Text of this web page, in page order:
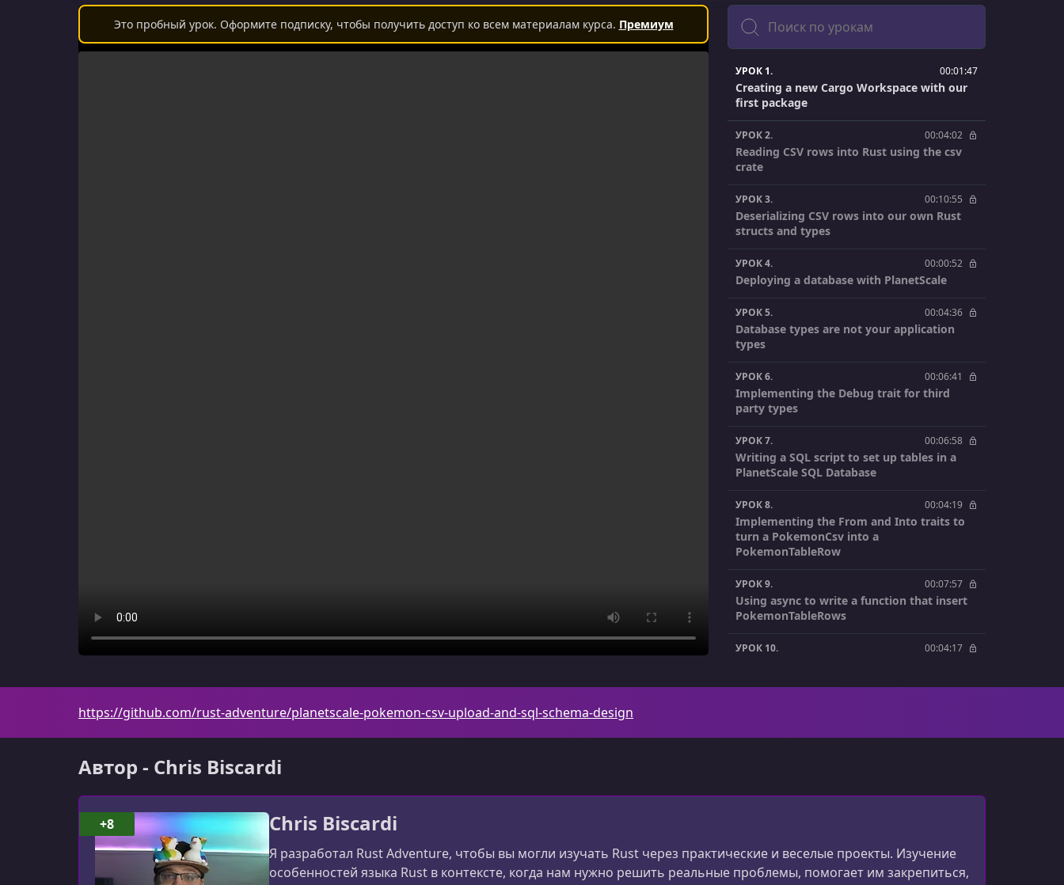
Это пробный урок. Оформите подписку, чтобы получить доступ ко всем материалам курса. Премиум
Поиск
УРОК 1. 00:01:47
Creating a new Cargo Workspace with our
first package
УРОК 2. 00:04:02
Reading CSV rows into Rust using the csv
crate
УРОК 3. 00:10:55
Deserializing CSV rows into our own Rust
structs and types
УРОК 4. 00:00:52
Deploying a database with PlanetScale
УРОК 5. 00:04:36
Database types are not your application
types
УРОК 6. 00:06:41
Implementing the Debug trait for third
party types
УРОК 7. 00:06:58
Writing a SQL script to set up tables in a
PlanetScale SQL Database
УРОК 8. 00:04:19
Implementing the From and Into traits to
turn a PokemonCsv into a
PokemonTableRow
УРОК 9. 00:07:57
Using async to write a function that insert
PokemonTableRows
УРОК 10. 00:04:17
УРОК 13. 00:06:55
Creating more tables in SQL and inserting
https://github.com/rust-adventure/planetscale-pokemon-csv-upload-and-sql-schema-design
Автор - Chris Biscardi
Chris Biscardi
Я разработал Rust Adventure, чтобы вы могли изучать Rust через практические и веселые проекты. Изучение
особенностей языка Rust в контексте, когда нам нужно решить реальные проблемы, помогает им закрепиться,
+8